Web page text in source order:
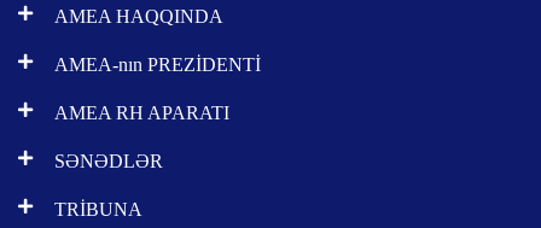
AMEA HAQQINDA
AMEA-nın PREZİDENTİ
AMEA RH APARATI
SƏNƏDLƏR
TRİBUNA